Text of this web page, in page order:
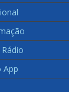
App